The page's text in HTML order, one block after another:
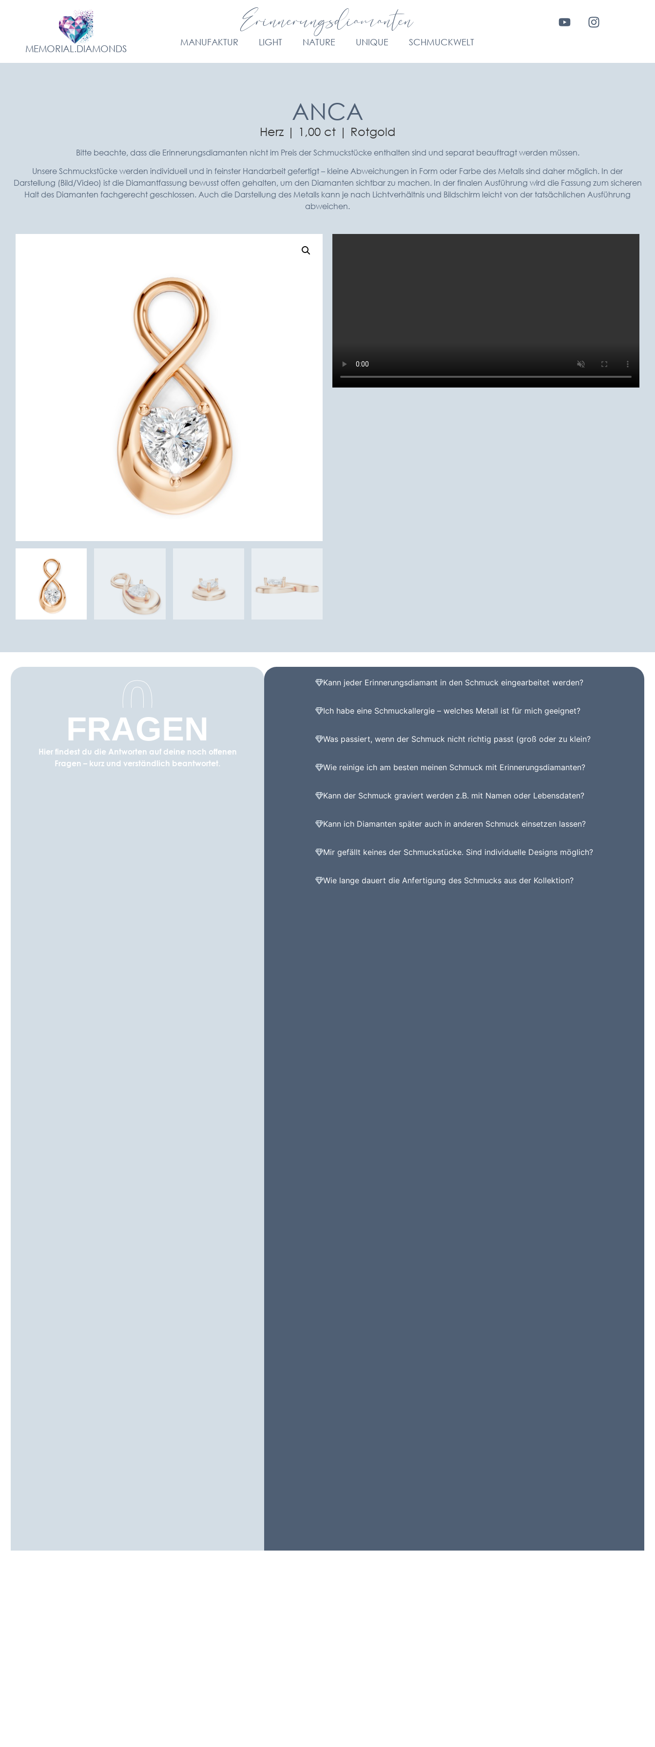
MEMORIAL.DIAMONDS
Erinnerungsdiamanten
MANUFAKTUR LIGHT NATURE UNIQUE SCHMUCKWELT
ANCA
Herz | 1,00 ct | Rotgold
Bitte beachte, dass die Erinnerungsdiamanten nicht im Preis der Schmuckstücke enthalten sind und separat beauftragt werden müssen.
Unsere Schmuckstücke werden individuell und in feinster Handarbeit gefertigt – kleine Abweichungen in Form oder Farbe des Metalls sind daher möglich. In der
Darstellung (Bild/Video) ist die Diamantfassung bewusst offen gehalten, um den Diamanten sichtbar zu machen. In der finalen Ausführung wird die Fassung zum sicheren
Halt des Diamanten fachgerecht geschlossen. Auch die Darstellung des Metalls kann je nach Lichtverhältnis und Bildschirm leicht von der tatsächlichen Ausführung
abweichen.
0
FRAGEN
Hier findest du die Antworten auf deine noch offenen
Fragen – kurz und verständlich beantwortet.
Kann jeder Erinnerungsdiamant in den Schmuck eingearbeitet werden?
Ich habe eine Schmuckallergie – welches Metall ist für mich geeignet?
Was passiert, wenn der Schmuck nicht richtig passt (groß oder zu klein?
Wie reinige ich am besten meinen Schmuck mit Erinnerungsdiamanten?
Kann der Schmuck graviert werden z.B. mit Namen oder Lebensdaten?
Kann ich Diamanten später auch in anderen Schmuck einsetzen lassen?
Mir gefällt keines der Schmuckstücke. Sind individuelle Designs möglich?
Wie lange dauert die Anfertigung des Schmucks aus der Kollektion?